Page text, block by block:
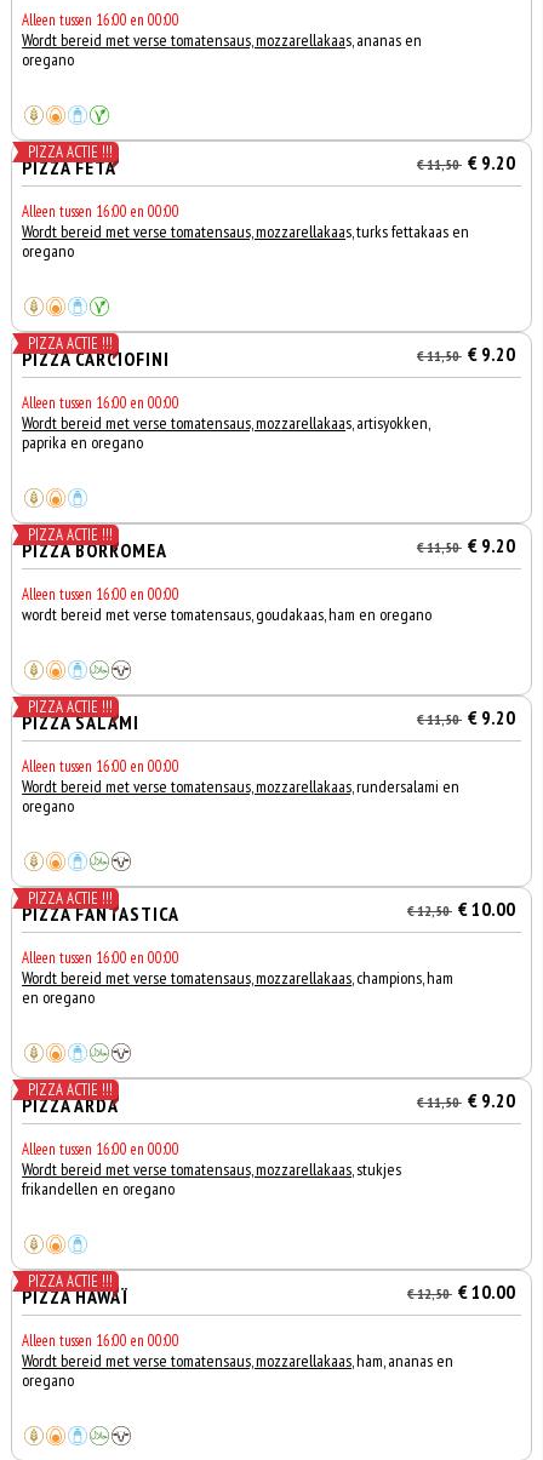
Alleen tussen 16:00 en 00:00
Wordt bereid met verse tomatensaus, mozzarellakaas, ananas en
oregano
PIZZA ACTIE !!!
PIZZA FETA € 11,50 € 9.20
Alleen tussen 16:00 en 00:00
Wordt bereid met verse tomatensaus, mozzarellakaas, turks fettakaas en
oregano
PIZZA ACTIE !!!
PIZZA CARCIOFINI € 11,50 € 9.20
Alleen tussen 16:00 en 00:00
Wordt bereid met verse tomatensaus, mozzarellakaas, artisyokken,
paprika en oregano
PIZZA ACTIE !!!
PIZZA BORROMEA € 11,50 € 9.20
Alleen tussen 16:00 en 00:00
wordt bereid met verse tomatensaus, goudakaas, ham en oregano
PIZZA ACTIE !!!
PIZZA SALAMI € 11,50 € 9.20
Alleen tussen 16:00 en 00:00
Wordt bereid met verse tomatensaus, mozzarellakaas,rundersalami en
oregano
PIZZA ACTIE !!!
PIZZA FANTASTICA € 12,50 € 10.00
Alleen tussen 16:00 en 00:00
Wordt bereid met verse tomatensaus, mozzarellakaas, champions, ham
en oregano
PIZZA ACTIE !!!
PIZZA ARDA € 11,50 € 9.20
Alleen tussen 16:00 en 00:00
Wordt bereid met verse tomatensaus, mozzarellakaas, stukjes
frikandellen en oregano
PIZZA ACTIE !!!
PIZZA HAWAÏ € 12,50 € 10.00
Alleen tussen 16:00 en 00:00
Wordt bereid met verse tomatensaus, mozzarellakaas, ham, ananas en
oregano